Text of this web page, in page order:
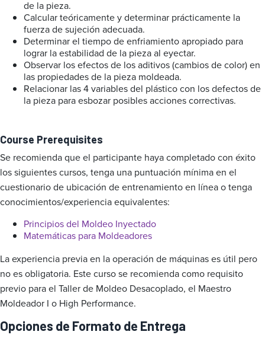
de la pieza.
Calcular teóricamente y determinar prácticamente la
fuerza de sujeción adecuada.
Determinar el tiempo de enfriamiento apropiado para
lograr la estabilidad de la pieza al eyectar.
Observar los efectos de los aditivos (cambios de color) en
las propiedades de la pieza moldeada.
Relacionar las 4 variables del plástico con los defectos de
la pieza para esbozar posibles acciones correctivas.
Course Prerequisites
Se recomienda que el participante haya completado con éxito
los siguientes cursos, tenga una puntuación mínima en el
cuestionario de ubicación de entrenamiento en línea o tenga
conocimientos/experiencia equivalentes:
Principios del Moldeo Inyectado
Matemáticas para Moldeadores
La experiencia previa en la operación de máquinas es útil pero
no es obligatoria. Este curso se recomienda como requisito
previo para el Taller de Moldeo Desacoplado, el Maestro
Moldeador I o High Performance.
Opciones de Formato de Entrega